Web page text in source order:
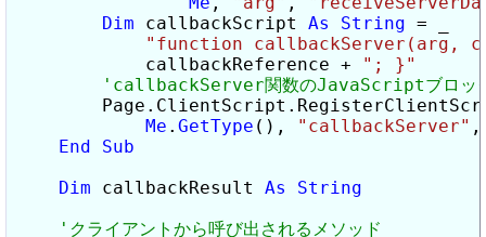
Dim callbackScript As String = _
"function callbackServer(arg,
            callbackReference +
"; }"
Me . GetType (), "callbackServer" ,
End
Sub
Dim callbackResult As
String